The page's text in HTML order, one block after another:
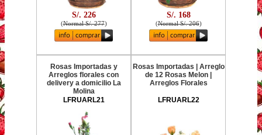
S/. 226
(Normal S/. 277)
S/. 168
(Normal S/. 206)
Rosas Importadas y
Arreglos florales con
delivery a domicilio La
Molina
LFRUARL21
Rosas Importadas | Arreglo
de 12 Rosas Melon |
Arreglos Florales
LFRUARL22